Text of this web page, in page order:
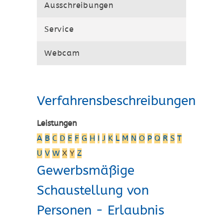
Ausschreibungen
Service
Webcam
Verfahrensbeschreibungen
Leistungen
A B C D E F G H I J K L M N O P Q R S T
U V W X Y Z
Gewerbsmäßige
Schaustellung von
Personen - Erlaubnis